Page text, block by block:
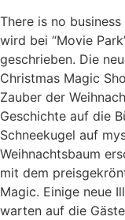
There is no
wird bei “Movie
geschrieben. Die
Christmas Magic
Zauber der
Geschichte auf die
Schneekugel auf
Weihnachtsbaum
mit dem
Magic. Einige neue
warten auf die